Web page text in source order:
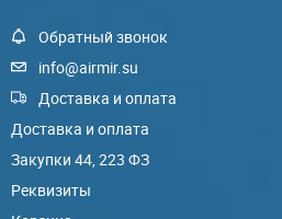
Обратный звонок
info@airmir.su
Доставка и оплата
Доставка и оплата
Закупки 44, 223 ФЗ
Реквизиты